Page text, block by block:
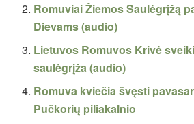
Romuviai Žiemos Saulėgrįžą
Dievams (audio)
Lietuvos Romuvos Krivė
saulėgrįža (audio)
Romuva kviečia švęsti
Pučkorių piliakalnio